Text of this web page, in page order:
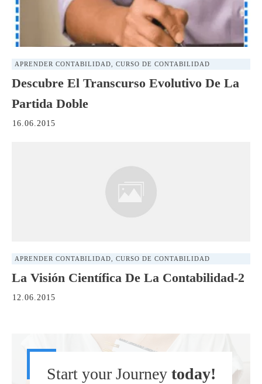
APRENDER CONTABILIDAD, CURSO DE CONTABILIDAD
Descubre El Transcurso Evolutivo De La
Partida Doble
16.06.2015
APRENDER CONTABILIDAD, CURSO DE CONTABILIDAD
La Visión Científica De La Contabilidad-2
12.06.2015
Start your Journey today!